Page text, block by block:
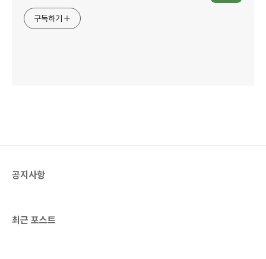
구독하기
공지사항
최근 포스트